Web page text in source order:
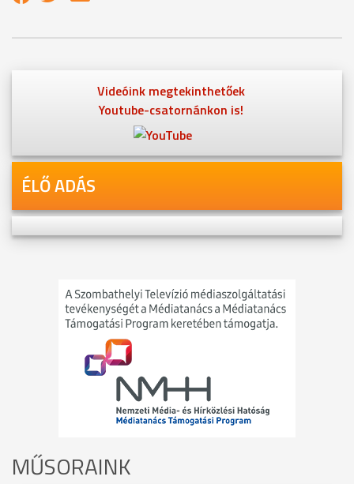
Videóink megtekinthetőek
Youtube-csatornánkon is!
ÉLŐ ADÁS
MŰSORAINK